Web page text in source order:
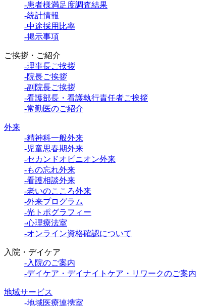
-患者様満足度調査結果
-統計情報
-中途採用比率
-掲示事項
ご挨拶・ご紹介
-理事長ご挨拶
-院長ご挨拶
-副院長ご挨拶
-看護部長・看護執行責任者ご挨拶
-常勤医のご紹介
外来
-精神科一般外来
-児童思春期外来
-セカンドオピニオン外来
-もの忘れ外来
-看護相談外来
-老いのこころ外来
-外来プログラム
-光トポグラフィー
-心理療法室
-オンライン資格確認について
入院・デイケア
-入院のご案内
-デイケア・デイナイトケア・リワークのご案内
地域サービス
-地域医療連携室